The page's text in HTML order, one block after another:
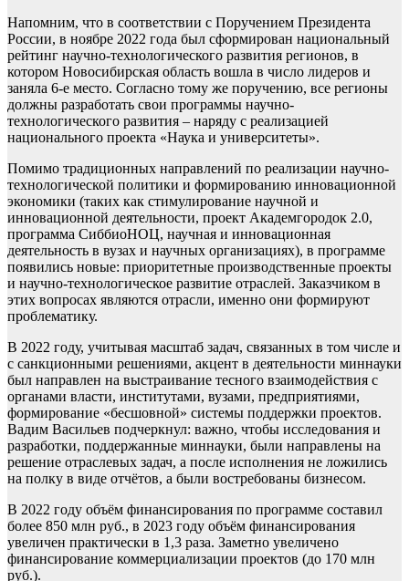
Напомним, что в соответствии с Поручением Президента
России, в ноябре 2022 года был сформирован национальный
рейтинг научно-технологического развития регионов, в
котором Новосибирская область вошла в число лидеров и
заняла 6-е место. Согласно тому же поручению, все регионы
должны разработать свои программы научно-
технологического развития – наряду с реализацией
национального проекта «Наука и университеты».
Помимо традиционных направлений по реализации научно-
технологической политики и формированию инновационной
экономики (таких как стимулирование научной и
инновационной деятельности, проект Академгородок 2.0,
программа СиббиоНОЦ, научная и инновационная
деятельность в вузах и научных организациях), в программе
появились новые: приоритетные производственные проекты
и научно-технологическое развитие отраслей. Заказчиком в
этих вопросах являются отрасли, именно они формируют
проблематику.
В 2022 году, учитывая масштаб задач, связанных в том числе и
с санкционными решениями, акцент в деятельности миннауки
был направлен на выстраивание тесного взаимодействия с
органами власти, институтами, вузами, предприятиями,
формирование «бесшовной» системы поддержки проектов.
Вадим Васильев подчеркнул: важно, чтобы исследования и
разработки, поддержанные миннауки, были направлены на
решение отраслевых задач, а после исполнения не ложились
на полку в виде отчётов, а были востребованы бизнесом.
В 2022 году объём финансирования по программе составил
более 850 млн руб., в 2023 году объём финансирования
увеличен практически в 1,3 раза. Заметно увеличено
финансирование коммерциализации проектов (до 170 млн
руб.).